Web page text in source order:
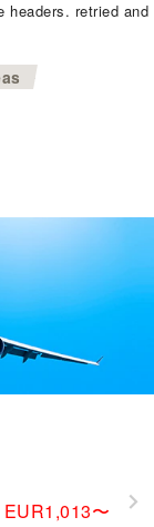
headers. retried and
>
EUR1,013〜